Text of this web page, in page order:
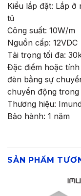
Kiểu lắp đặt: Lắp ở
tủ
Công suất: 10W/m
Nguồn cấp: 12VDC
Tải trọng tối đa:
Đặc điểm hoặc
đèn bằng sự
chuyển động
Thương hiệu:
Bảo hành: 1 năm
SẢN PHẨM